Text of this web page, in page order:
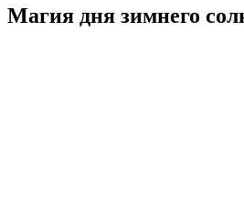
Магия дня зимнего